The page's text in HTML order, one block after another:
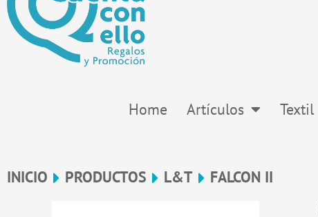
Home Artículos Textil
INICIO PRODUCTOS L&T FALCON II